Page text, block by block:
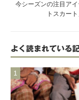
今シーズンの注目ア
トスカー
よく読まれている